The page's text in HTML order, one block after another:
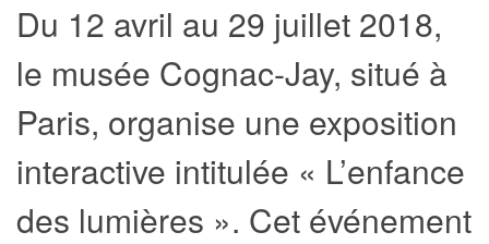
Du 12 avril au 29 juillet 2018,
le musée Cognac-Jay, situé à
Paris, organise une exposition
interactive intitulée « L’enfance
des lumières ». Cet événement